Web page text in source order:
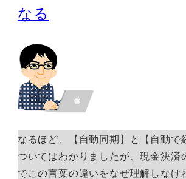
なる
なるほど、【自動同期】と【自動で
ついてはわかりましたが、現金決済
でこの言葉の違いをなぜ理解しなけ